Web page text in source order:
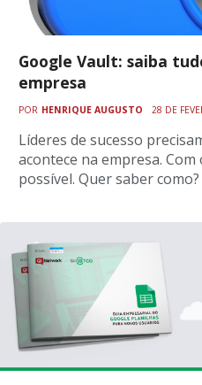
Google Vault: saiba
empresa
POR HENRIQUE AUGUSTO 28 DE
Líderes de sucesso
acontece na empresa.
possível. Quer saber